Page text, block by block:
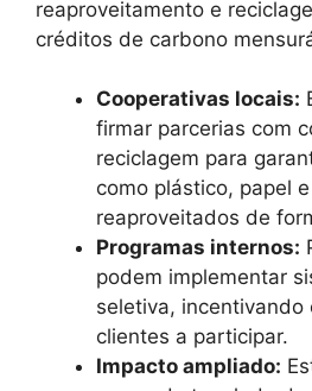
reaproveitamento e
créditos de carbono
Cooperativas locais:
firmar parcerias com
reciclagem para
como plástico, papel
reaproveitados de
Programas internos:
podem implementar
seletiva, incentivando
clientes a participar.
Impacto ampliado: